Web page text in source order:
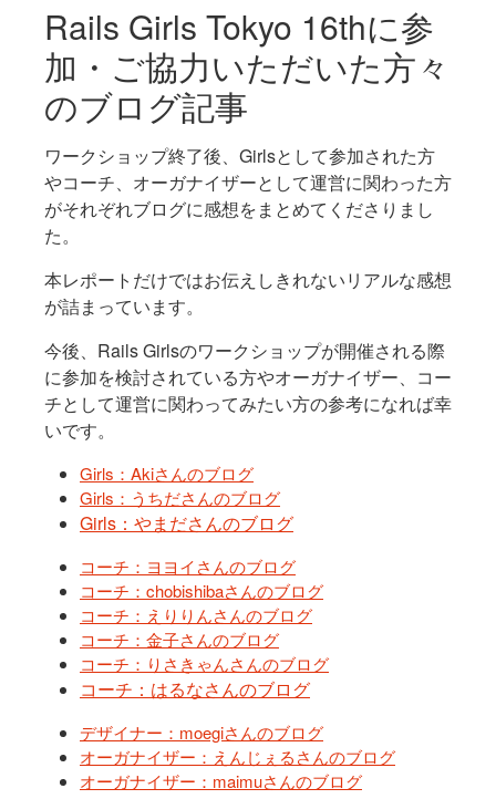
Rails Girls Tokyo 16thに参
加・ご協力いただいた方々
のブログ記事
ワークショップ終了後、Girlsとして参加された方
やコーチ、オーガナイザーとして運営に関わった方
がそれぞれブログに感想をまとめてくださりまし
た。
本レポートだけではお伝えしきれないリアルな感想
が詰まっています。
今後、Rails Girlsのワークショップが開催される際
に参加を検討されている方やオーガナイザー、コー
チとして運営に関わってみたい方の参考になれば幸
いです。
Girls：Akiさんのブログ
Girls：うちださんのブログ
Girls：やまださんのブログ
コーチ：ヨヨイさんのブログ
コーチ：chobishibaさんのブログ
コーチ：えりりんさんのブログ
コーチ：金子さんのブログ
コーチ：りさきゃんさんのブログ
コーチ：はるなさんのブログ
デザイナー：moegiさんのブログ
オーガナイザー：えんじぇるさんのブログ
オーガナイザー：maimuさんのブログ